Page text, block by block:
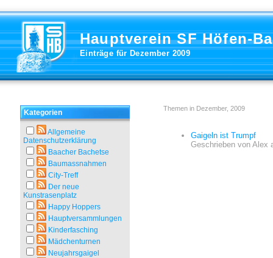
Hauptverein SF Höfen-
Einträge für Dezember 2009
Kategorien
Allgemeine
Datenschutzerklärung
Baacher Bachetse
Baumassnahmen
City-Treff
Der neue
Kunstrasenplatz
Happy Hoppers
Hauptversammlungen
Kinderfasching
Mädchenturnen
Neujahrsgaigel
Themen in Dezember, 2009
Gaigeln ist Trumpf
Geschrieben von Alex